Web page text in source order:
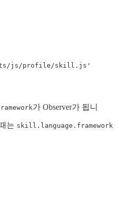
js/profile/skill.js '
가 Observer가 됩니
는 skill.language.framework